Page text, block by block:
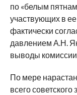
по «белым
участвующих в ее
фактически
давлением А.Н.
выводы
По мере
всего